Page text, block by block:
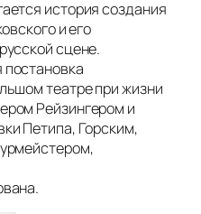
история создания
и его
сцене.
театре при жизни
Рейзингером и
Петипа, Горским,